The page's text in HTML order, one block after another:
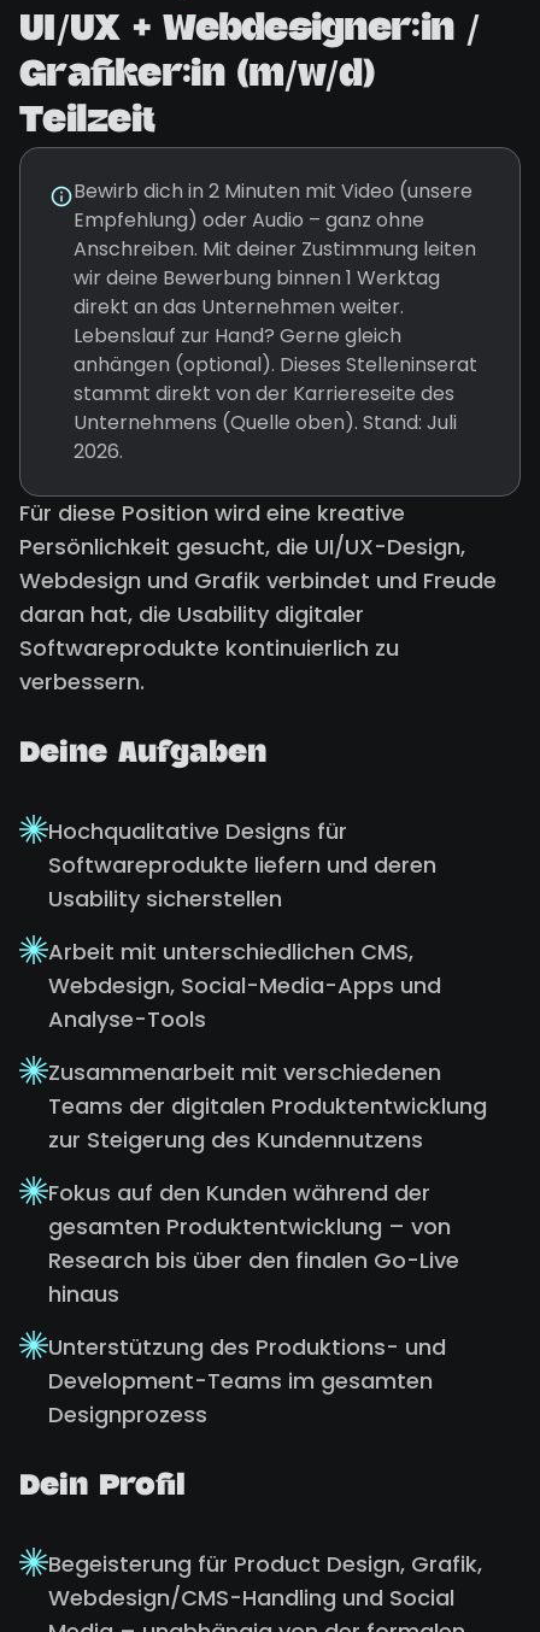
UI/UX + Webdesigner:in /
Grafiker:in (m/w/d)
Teilzeit
Bewirb dich in 2 Minuten mit Video (unsere
Empfehlung) oder Audio – ganz ohne
Anschreiben. Mit deiner Zustimmung leiten
wir deine Bewerbung binnen 1 Werktag
direkt an das Unternehmen weiter.
Lebenslauf zur Hand? Gerne gleich
anhängen (optional). Dieses Stelleninserat
stammt direkt von der Karriereseite des
Unternehmens (Quelle oben). Stand: Juli
2026.
Für diese Position wird eine kreative
Persönlichkeit gesucht, die UI/UX-Design,
Webdesign und Grafik verbindet und Freude
daran hat, die Usability digitaler
Softwareprodukte kontinuierlich zu
verbessern.
Deine Aufgaben
Hochqualitative Designs für
Softwareprodukte liefern und deren
Usability sicherstellen
Arbeit mit unterschiedlichen CMS,
Webdesign, Social-Media-Apps und
Analyse-Tools
Zusammenarbeit mit verschiedenen
Teams der digitalen Produktentwicklung
zur Steigerung des Kundennutzens
Fokus auf den Kunden während der
gesamten Produktentwicklung – von
Research bis über den finalen Go-Live
hinaus
Unterstützung des Produktions- und
Development-Teams im gesamten
Designprozess
Dein Profil
Begeisterung für Product Design, Grafik,
Webdesign/CMS-Handling und Social